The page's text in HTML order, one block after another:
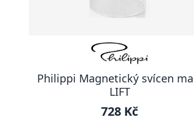
Philippi Magnetický svícen
LIFT
728 Kč